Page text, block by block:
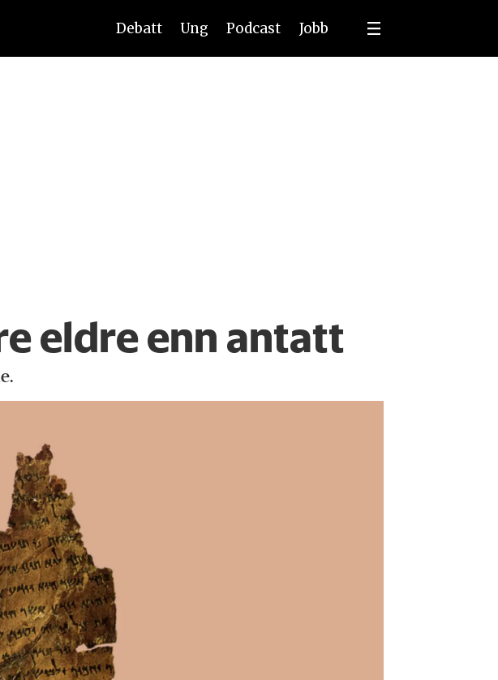
Debatt Ung Podcast Jobb
eldre enn antatt